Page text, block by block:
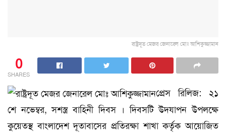
রাষ্ট্রদূত মেজর জেনারেল মোঃ আশিকুজ্জামান
0
SHARES
প্রেস রিলিজ: ২১
শে নভেম্বর, সশস্ত্র বাহিনী দিবস । দিবসটি উদযাপন উপলক্ষে
কুয়েতস্থ বাংলাদেশ দূতাবাসের প্রতিরক্ষা শাখা কর্তৃক আয়োজিত